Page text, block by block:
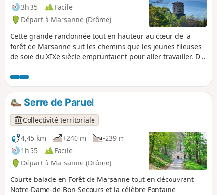
3h 35
Facile
Départ à Marsanne (Drôme)
Cette grande randonnée tout en hauteur au cœur de la
forêt de Marsanne suit les chemins que les jeunes fileuses
de soie du XIXe siècle empruntaient pour aller travailler. De
le long de cours d’eau nécessaires à l’activité, notamment
près de Mirmande.
Serre de Paruel
Collectivité territoriale
4,45 km
+240 m
-239 m
1h 55
Facile
Départ à Marsanne (Drôme)
Courte balade en Forêt de Marsanne tout en découvrant
Notre-Dame-de-Bon-Secours et la célèbre Fontaine